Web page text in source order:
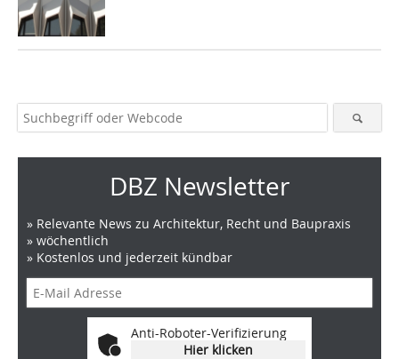
DBZ Newsletter
» Relevante News zu Architektur, Recht und Baupraxis
» wöchentlich
» Kostenlos und jederzeit kündbar
Anti-Roboter-Verifizierung
Hier klicken